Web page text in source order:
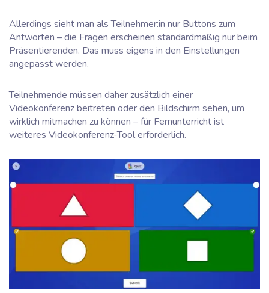
Allerdings sieht man als Teilnehmer:in nur Buttons zum
Antworten – die Fragen erscheinen standardmäßig nur beim
Präsentierenden. Das muss eigens in den Einstellungen
angepasst werden.
Teilnehmende müssen daher zusätzlich einer
Videokonferenz beitreten oder den Bildschirm sehen, um
wirklich mitmachen zu können – für Fernunterricht ist
weiteres Videokonferenz-Tool erforderlich.